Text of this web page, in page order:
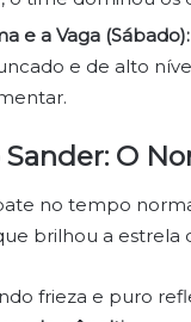
e a Vaga (Sábado):
e de alto
Sander: O
no tempo
brilhou a estrela
frieza e puro